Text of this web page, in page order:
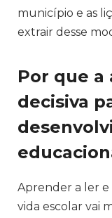
município e as
extrair desse
Por que a
decisiva
Aprender a ler e
vida escolar vai